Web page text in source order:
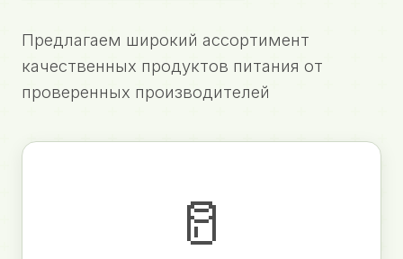
Предлагаем широкий ассортимент
качественных продуктов питания от
проверенных производителей
🥛